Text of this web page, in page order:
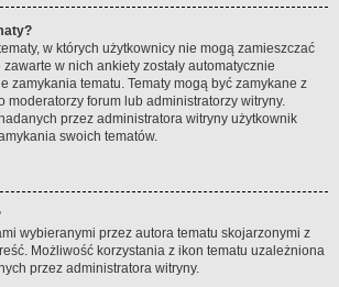
w których użytkownicy nie mogą zamieszczać
w nich ankiety zostały automatycznie
zamykania tematu. Tematy mogą być zamykane z
moderatorzy forum lub administratorzy witryny.
przez administratora witryny użytkownik
swoich tematów.
wybieranymi przez autora tematu skojarzonymi z
Możliwość korzystania z ikon tematu uzależniona
przez administratora witryny.